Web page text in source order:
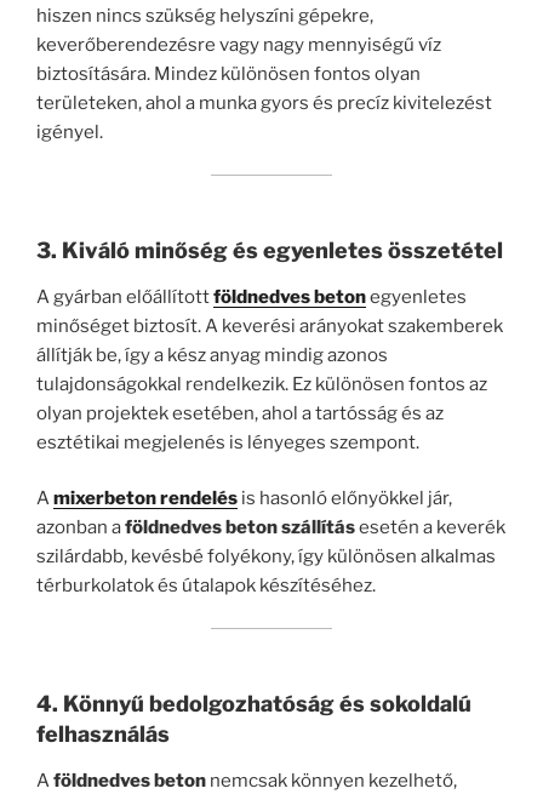
hiszen nincs szükség helyszíni gépekre,
keverőberendezésre vagy nagy mennyiségű víz
biztosítására. Mindez különösen fontos olyan
területeken, ahol a munka gyors és precíz kivitelezést
igényel.
3. Kiváló minőség és egyenletes összetétel
A gyárban előállítottföldnedves betonegyenletes
minőséget biztosít. A keverési arányokat szakemberek
állítják be, így a kész anyag mindig azonos
tulajdonságokkal rendelkezik. Ez különösen fontos az
olyan projektek esetében, ahol a tartósság és az
esztétikai megjelenés is lényeges szempont.
Amixerbeton rendelés is hasonló előnyökkel jár,
azonban aföldnedves beton szállításesetén a keverék
szilárdabb, kevésbé folyékony, így különösen alkalmas
térburkolatok és útalapok készítéséhez.
4. Könnyű bedolgozhatóság és sokoldalú
felhasználás
Aföldnedves beton nemcsak könnyen kezelhető,